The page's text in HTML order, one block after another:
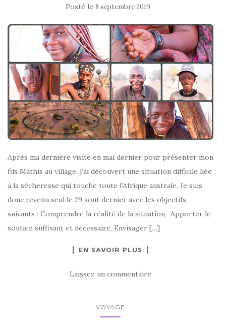
Posté le 8 septembre 2019
Après ma dernière visite en mai dernier pour présenter mon
fils Mathis au village, j’ai découvert une situation difficile liée
à la sécheresse qui touche toute l’Afrique australe. Je suis
donc revenu seul le 29 aout dernier avec les objectifs
suivants : Comprendre la réalité de la situation, Apporter le
soutien suffisant et nécessaire, Envisager […]
EN SAVOIR PLUS
Laissez un commentaire
VOYAGE